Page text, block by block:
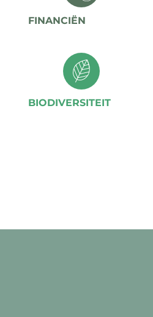
FINANCIËN
BIODIVERSITEIT